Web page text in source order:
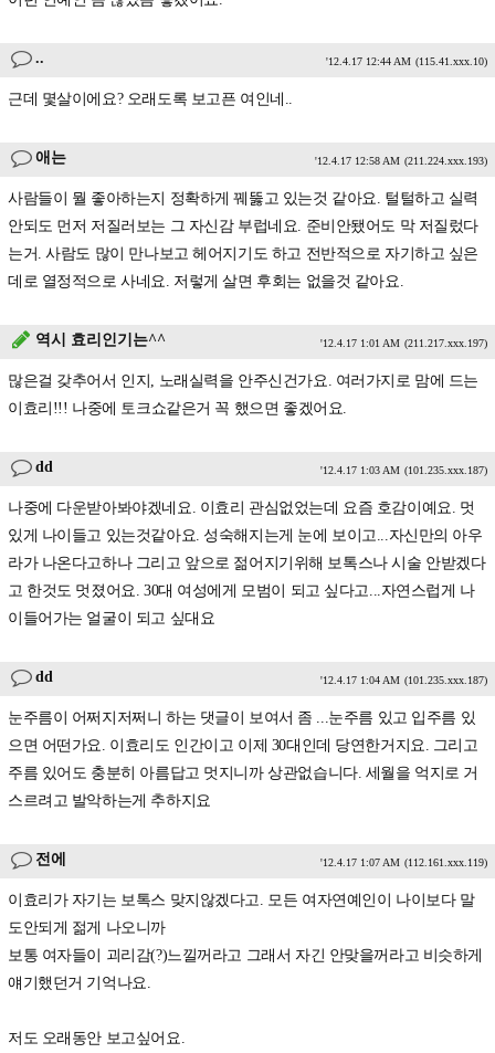
.. '12.4.17 12:44 AM (115.41.xxx.10)
근데 몇살이에요? 오래도록 보고픈 여인네..
애는 '12.4.17 12:58 AM (211.224.xxx.193)
사람들이 뭘 좋아하는지 정확하게 꿰뚫고 있는것 같아요. 털털하고 실력
안되도 먼저 저질러보는 그 자신감 부럽네요. 준비안됐어도 막 저질렀다
는거. 사람도 많이 만나보고 헤어지기도 하고 전반적으로 자기하고 싶은
데로 열정적으로 사네요. 저렇게 살면 후회는 없을것 같아요.
역시 효리인기는^^ '12.4.17 1:01 AM (211.217.xxx.197)
많은걸 갖추어서 인지, 노래실력을 안주신건가요. 여러가지로 맘에 드는
이효리!!! 나중에 토크쇼같은거 꼭 했으면 좋겠어요.
dd '12.4.17 1:03 AM (101.235.xxx.187)
나중에 다운받아봐야겠네요. 이효리 관심없었는데 요즘 호감이예요. 멋
있게 나이들고 있는것같아요. 성숙해지는게 눈에 보이고...자신만의 아우
라가 나온다고하나 그리고 앞으로 젊어지기위해 보톡스나 시술 안받겠다
고 한것도 멋졌어요. 30대 여성에게 모범이 되고 싶다고...자연스럽게 나
이들어가는 얼굴이 되고 싶대요
dd '12.4.17 1:04 AM (101.235.xxx.187)
눈주름이 어쩌지저쩌니 하는 댓글이 보여서 좀 ...눈주름 있고 입주름 있
으면 어떤가요. 이효리도 인간이고 이제 30대인데 당연한거지요. 그리고
주름 있어도 충분히 아름답고 멋지니까 상관없습니다. 세월을 억지로 거
스르려고 발악하는게 추하지요
전에 '12.4.17 1:07 AM (112.161.xxx.119)
이효리가 자기는 보톡스 맞지않겠다고. 모든 여자연예인이 나이보다 말
도안되게 젊게 나오니까
보통 여자들이 괴리감(?)느낄꺼라고 그래서 자긴 안맞을꺼라고 비슷하게
얘기했던거 기억나요.
저도 오래동안 보고싶어요.